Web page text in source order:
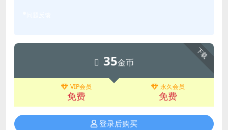
下载
35金币
VIP会员
免费
永久会员
免费
登录后购买